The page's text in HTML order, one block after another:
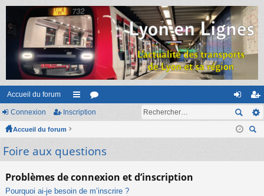
Accueil du forum
ac
ur
s
or
m
on
ne
ns
cri
Connexion Inscription
Accueil du forum
Foire aux questions
Problèmes de connexion et d’inscription
Pourquoi ai-je besoin de m’inscrire ?